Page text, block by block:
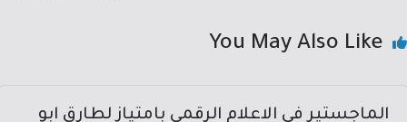
You May Also Like
الماجستير في الاعلام الرقمي بامتياز لطارق ابو